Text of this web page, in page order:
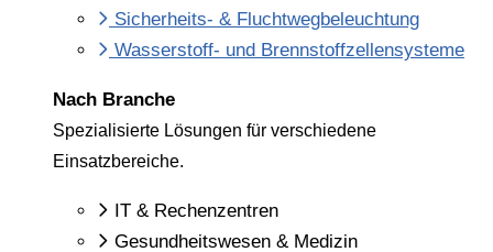
Sicherheits- & Fluchtweg­beleuchtung
Wasserstoff- und Brennstoffzellensysteme
Nach Branche
Spezialisierte Lösungen für verschiedene
Einsatzbereiche.
IT & Rechenzentren
Gesundheitswesen & Medizin